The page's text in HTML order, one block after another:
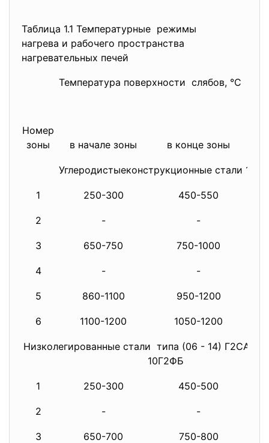
Таблица 1.1 Температурные режимы
нагрева и рабочего пространства
нагревательных печей
Номер
зоны
Температура поверхности слябов, °C
в начале зоны
в конце зоны
Углеродистыеконструкционные стали 15-
1 250-300 450-550
2 - -
3 650-750 750-1000
4 - -
5 860-1100 950-1200
6 1100-1200 1050-1200
Низколегированные стали типа (06 - 14)
10Г2ФБ
1 250-300 450-500
2 - -
3 650-700 750-800